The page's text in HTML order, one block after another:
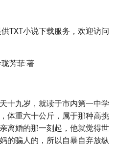
TXT小说下载服务，欢迎访问
芳菲·著
十九岁，就读于市内第一中学
体重六十公斤，属于那种高挑
离婚的那一刻起，他就觉得世
的骗人的，所以自暴自弃放纵